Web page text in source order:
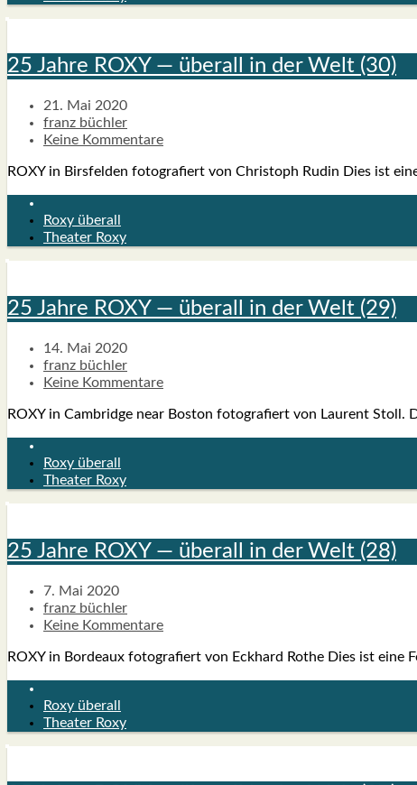
25 Jah­re ROXY — über­all in der Welt (30)
21. Mai 2020
franz büchler
Keine Kommentare
ROXY in Birs­fel­den foto­gra­fiert von Chris­toph Rudin Dies ist
Roxy überall
Theater Roxy
25 Jah­re ROXY — über­all in der Welt (29)
14. Mai 2020
franz büchler
Keine Kommentare
ROXY in Cam­bridge near Bos­ton foto­gra­fiert von Lau­rent
Roxy überall
Theater Roxy
25 Jah­re ROXY — über­all in der Welt (28)
7. Mai 2020
franz büchler
Keine Kommentare
ROXY in Bor­deaux foto­gra­fiert von Eck­hard Rothe Dies ist
Roxy überall
Theater Roxy